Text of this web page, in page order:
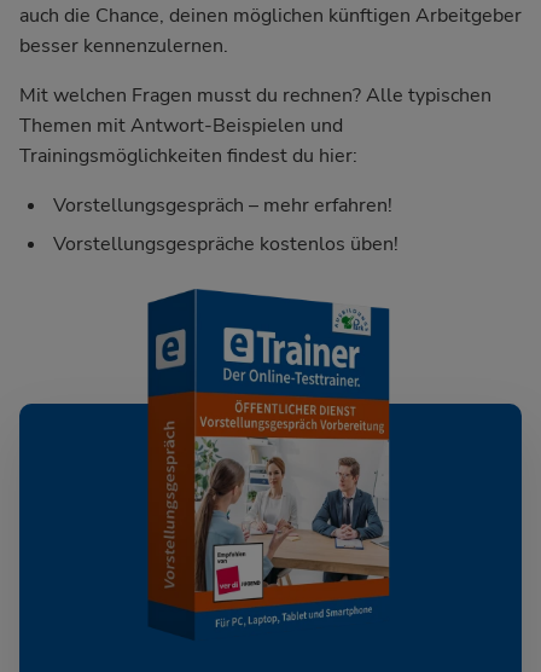
auch die Chance, deinen möglichen künftigen Arbeitgeber
besser kennenzulernen.
Mit welchen Fragen musst du rechnen? Alle typischen
Themen mit Antwort-Beispielen und
Trainingsmöglichkeiten findest du hier:
Vorstellungsgespräch – mehr erfahren!
Vorstellungsgespräche kostenlos üben!